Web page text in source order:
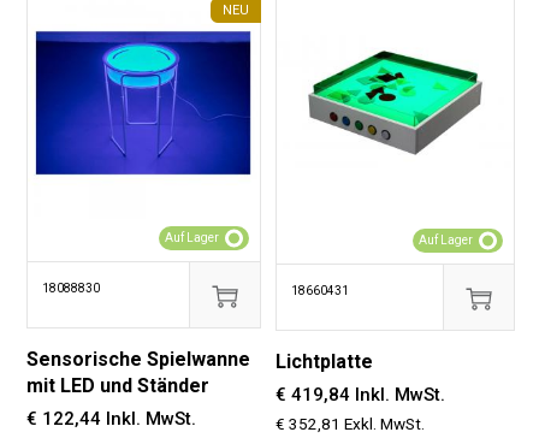
NEU
18088830
Auf Lager
Sensorische Spielwanne
mit LED und Ständer
€ 122,44 Inkl. MwSt.
18660431
Auf Lager
Lichtplatte
€ 419,84 Inkl. MwSt.
€ 352,81 Exkl. MwSt.